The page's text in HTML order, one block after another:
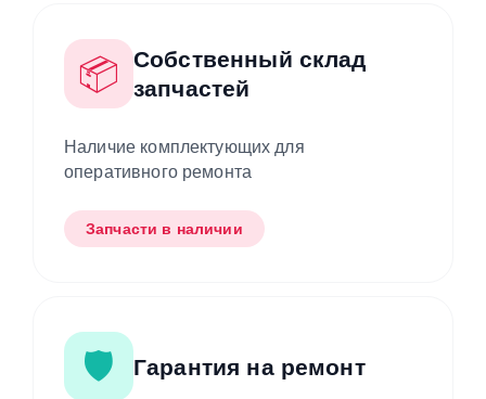
📦
Собственный склад
запчастей
Наличие комплектующих для
оперативного ремонта
Запчасти в наличии
🛡️ Гарантия на ремонт